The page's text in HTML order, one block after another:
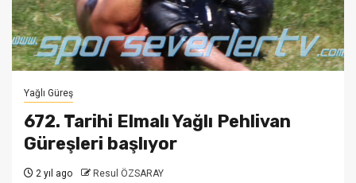
Yağlı Güreş
672. Tarihi Elmalı Yağlı Pehlivan
Güreşleri başlıyor
2 yıl ago Resul ÖZSARAY